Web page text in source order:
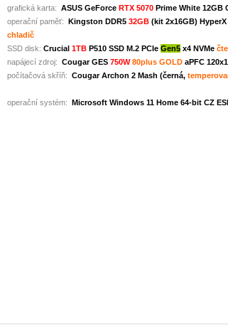
grafická karta: ASUS GeForce RTX 5070 Prime White 12GB
operační paměť: Kingston DDR5 32GB (kit 2x16GB)
chladič
SSD disk: Crucial 1TB P510 SSD M.2 PCIe Gen5 x4 NVMe
napájecí zdroj: Cougar GES 750W 80plus GOLD aPFC
počítačová skříň: Cougar Archon 2 Mash (černá,
operační systém: Microsoft Windows 11 Home 64-bit CZ